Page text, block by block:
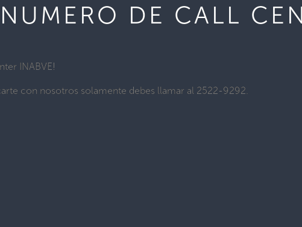
DE CALL
INABVE!
con nosotros solamente debes llamar al 2522-9292.